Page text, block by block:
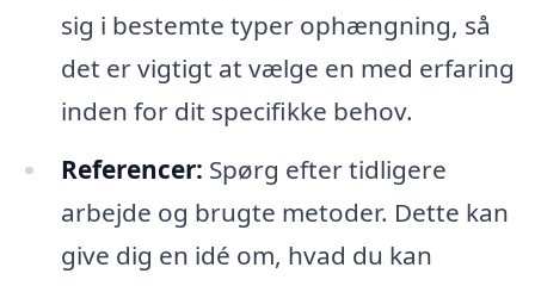
sig i bestemte typer ophængning, så
det er vigtigt at vælge en med erfaring
inden for dit specifikke behov.
Referencer: Spørg efter tidligere
arbejde og brugte metoder. Dette kan
give dig en idé om, hvad du kan